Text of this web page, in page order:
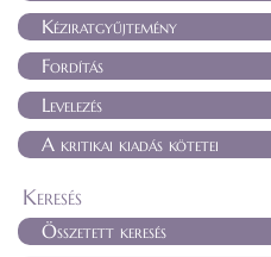
Kéziratgyűjtemény
Fordítás
Levelezés
A kritikai kiadás kötetei
Keresés
Összetett keresés